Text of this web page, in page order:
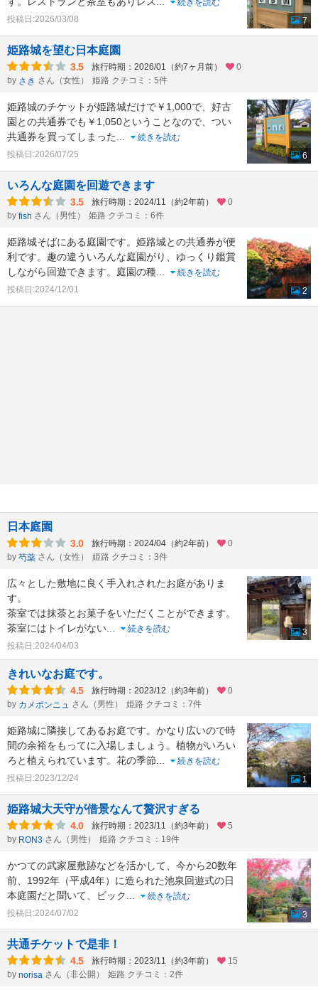
続きを読む
投稿日:2026/03/08
7
姫路城を望む日本庭園
3.5 旅行時期：2026/01（約7ヶ月前）
0
by さき さん（女性） 姫路 クチコミ：5件
姫路城のチケットが姫路城だけで￥1,000で、好古
園との共通券でも￥1,050ということなので、つい
共通券を買ってしまった
続きを読む
投稿日:2026/07/25
6
いろんな庭園を回遊できます
3.5 旅行時期：2024/11（約2年前）
0
by fish さん（男性） 姫路 クチコミ：6件
姫路城そばにある庭園です。姫路城との共通券が便
利です。趣の違ういろんな庭園がり、ゆっくり鑑賞
しながら回遊できます。庭園の種
続きを読む
投稿日:2024/12/01
2
日本庭園
3.0 旅行時期：2024/04（約2年前）
0
by 芍薬 さん（女性） 姫路 クチコミ：3件
広々とした敷地に良く手入れされたお庭がありま
す。
茶室では抹茶とお菓子をいただくことができます。
茶室にはトイレがない
続きを読む
投稿日:2024/04/03
3
きれいなお庭です。
4.5 旅行時期：2023/12（約3年前）
0
by カメポンニュ さん（男性） 姫路 クチコミ：7件
姫路城に隣接してあるお庭です。かなり広いので時
間の余裕をもってに入場しましょう。植物がいろい
ろと植えられています。花の季節
続きを読む
投稿日:2023/12/24
1
姫路城大天守が借景なんて贅沢すぎる
4.0 旅行時期：2023/11（約3年前）
5
by RON3 さん（男性） 姫路 クチコミ：19件
かつての武家屋敷跡などを活かして、今から20数年
前、1992年（平成4年）に造られた池泉回遊式の日
本庭園だと聞いて、ビック
続きを読む
投稿日:2024/07/02
3
共通チケットで是非！
4.5 旅行時期：2023/11（約3年前）
15
by norisa さん（非公開） 姫路 クチコミ：2件